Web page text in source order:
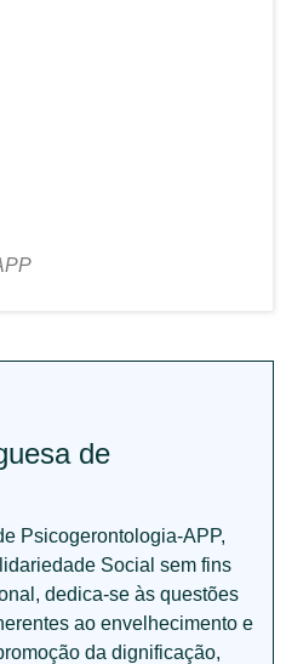
de
Psicogerontologia-APP,
Social sem fins
dedica-se às questões
ao envelhecimento e
da dignificação,